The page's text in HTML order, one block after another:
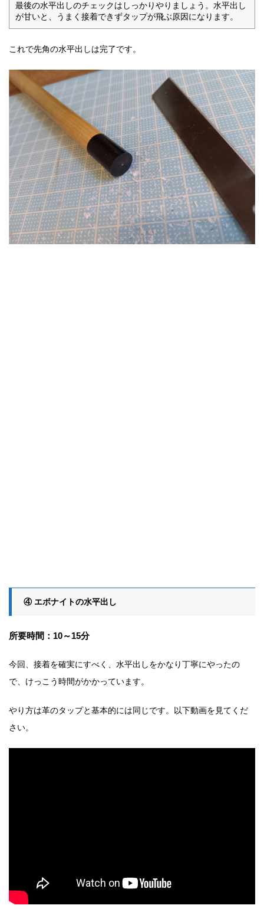
最後の水平出しのチェックはしっかりやりましょう。水平出し
が甘いと、うまく接着できずタップが飛ぶ原因になります。
これで先角の水平出しは完了です。
④ エボナイトの水平出し
所要時間：10～15分
今回、接着を確実にすべく、水平出しをかなり丁寧にやったの
で、けっこう時間がかかっています。
やり方は革のタップと基本的には同じです。以下動画を見てくだ
さい。